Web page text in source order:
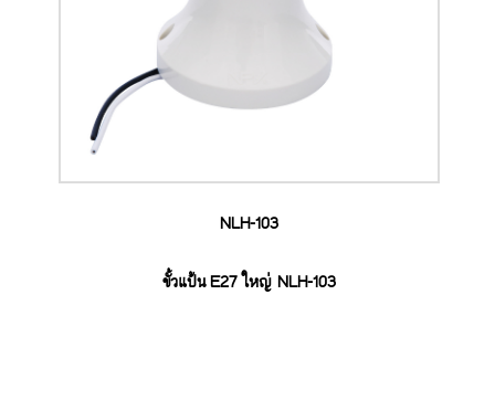
NLH-103
ขั้วแป้น E27 ใหญ่ NLH-103